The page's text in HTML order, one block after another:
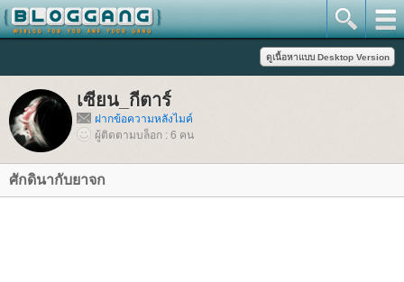
เซียน_กีตาร์
ฝากข้อความหลังไมค์
ผู้ติดตามบล็อก : 6 คน
ศักดินากับยาจก